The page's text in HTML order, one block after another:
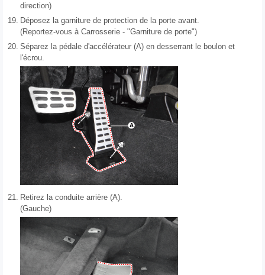
direction)
19. Déposez la garniture de protection de la porte avant.
(Reportez-vous à Carrosserie - "Garniture de porte")
20. Séparez la pédale d'accélérateur (A) en desserrant le boulon et
l'écrou.
21. Retirez la conduite arrière (A).
(Gauche)